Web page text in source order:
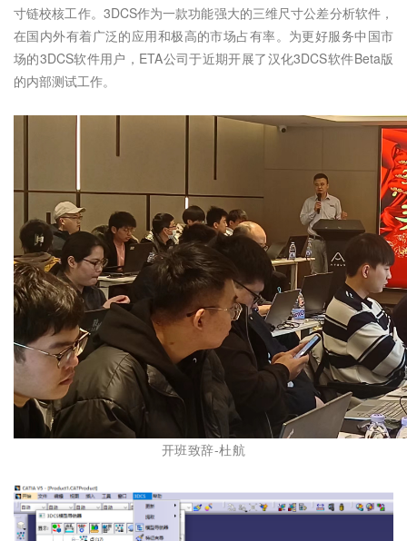
寸链校核工作。3DCS作为一款功能强大的三维尺寸公差分析软件，
在国内外有着广泛的应用和极高的市场占有率。为更好服务中国市
场的3DCS软件用户，ETA公司于近期开展了汉化3DCS软件Beta版
的内部测试工作。
开班致辞-杜航